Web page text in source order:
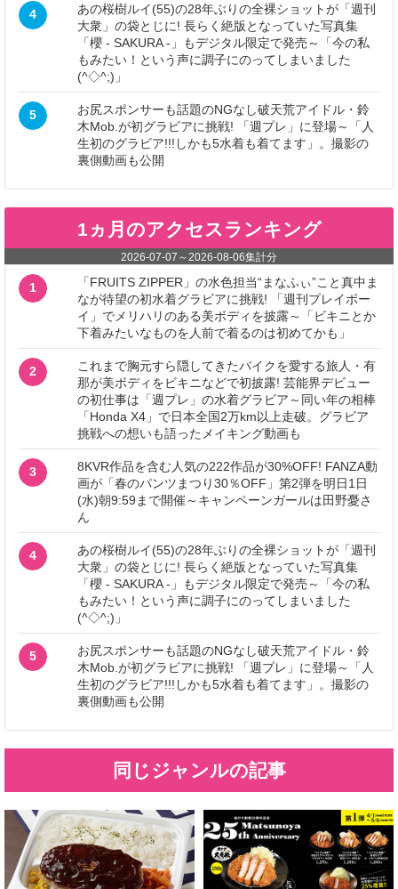
4
あの桜樹ルイ(55)の28年ぶりの全裸ショットが「週刊
大衆」の袋とじに! 長らく絶版となっていた写真集
「櫻 - SAKURA -」もデジタル限定で発売～「今の私
もみたい！という声に調子にのってしまいました
(^◇^;)」
5
お尻スポンサーも話題のNGなし破天荒アイドル・鈴
木Mob.が初グラビアに挑戦! 「週プレ」に登場～「人
生初のグラビア!!!しかも5水着も着てます」。撮影の
裏側動画も公開
1ヵ月のアクセスランキング
2026-07-07 ～ 2026-08-06集計分
1
「FRUITS ZIPPER」の水色担当“まなふぃ”こと真中ま
なが待望の初水着グラビアに挑戦! 「週刊プレイボー
イ」でメリハリのある美ボディを披露～「ビキニとか
下着みたいなものを人前で着るのは初めてかも」
2
これまで胸元すら隠してきたバイクを愛する旅人・有
那が美ボディをビキニなどで初披露! 芸能界デビュー
の初仕事は「週プレ」の水着グラビア～同い年の相棒
「Honda X4」で日本全国2万km以上走破。グラビア
挑戦への想いも語ったメイキング動画も
3
8KVR作品を含む人気の222作品が30%OFF! FANZA動
画が「春のパンツまつり30％OFF」第2弾を明日1日
(水)朝9:59まで開催～キャンペーンガールは田野憂さ
ん
4
あの桜樹ルイ(55)の28年ぶりの全裸ショットが「週刊
大衆」の袋とじに! 長らく絶版となっていた写真集
「櫻 - SAKURA -」もデジタル限定で発売～「今の私
もみたい！という声に調子にのってしまいました
(^◇^;)」
5
お尻スポンサーも話題のNGなし破天荒アイドル・鈴
木Mob.が初グラビアに挑戦! 「週プレ」に登場～「人
生初のグラビア!!!しかも5水着も着てます」。撮影の
裏側動画も公開
同じジャンルの記事